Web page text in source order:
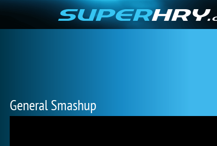
General Smashup